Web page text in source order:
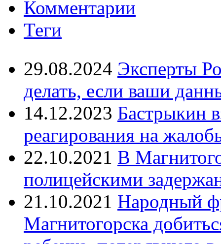
Комментарии
Теги
29.08.2024 Эксперты
делать, если ваши
14.12.2023 Бастрыкин
реагирования на
22.10.2021 В
полицейскими
21.10.2021 Народный
Магнитогорска